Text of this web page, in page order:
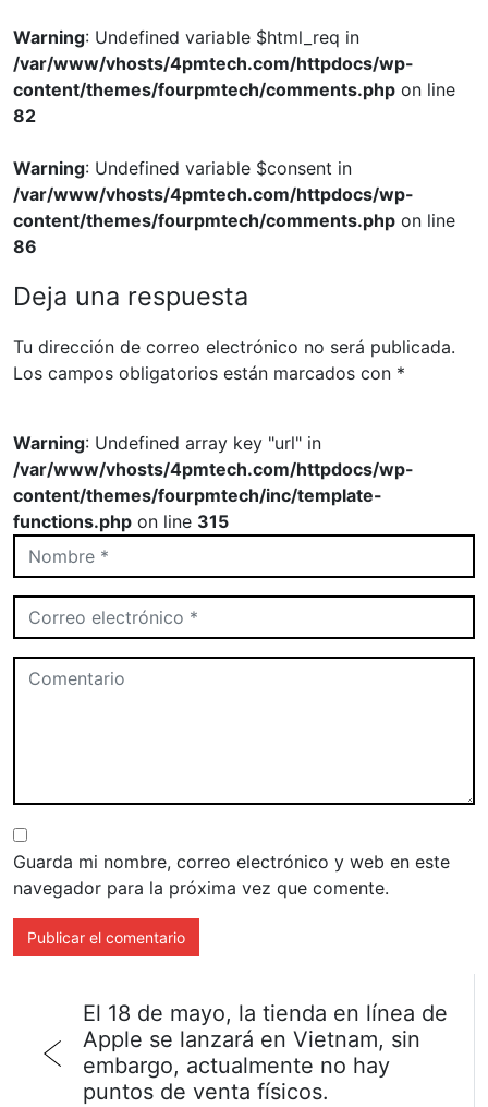
Warning: Undefined variable $html_req in
/var/www/vhosts/4pmtech.com/httpdocs/wp-
content/themes/fourpmtech/comments.php on line
82
Warning: Undefined variable $consent in
/var/www/vhosts/4pmtech.com/httpdocs/wp-
content/themes/fourpmtech/comments.php on line
86
Deja una respuesta
Tu dirección de correo electrónico no será publicada.
Los campos obligatorios están marcados con *
Warning: Undefined array key "url" in
/var/www/vhosts/4pmtech.com/httpdocs/wp-
content/themes/fourpmtech/inc/template-
functions.php on line 315
Guarda mi nombre, correo electrónico y web en este
navegador para la próxima vez que comente.
El 18 de mayo, la tienda en línea de
Apple se lanzará en Vietnam, sin
embargo, actualmente no hay
puntos de venta físicos.